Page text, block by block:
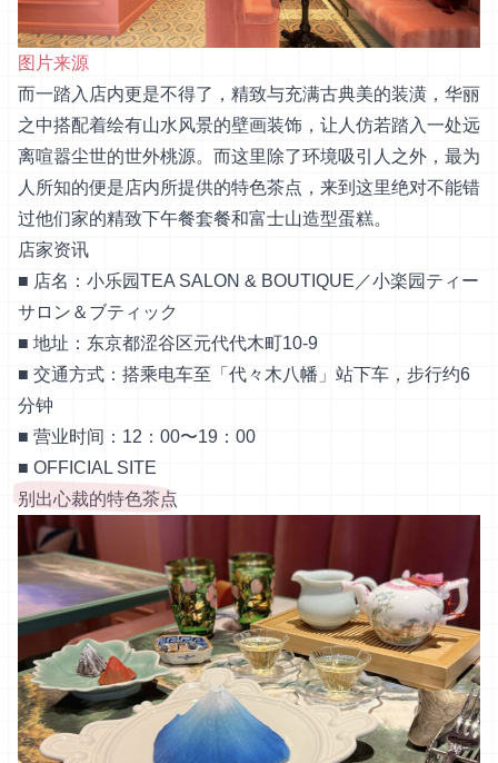
图片来源
而一踏入店内更是不得了，精致与充满古典美的装潢，华丽
之中搭配着绘有山水风景的壁画装饰，让人仿若踏入一处远
离喧嚣尘世的世外桃源。而这里除了环境吸引人之外，最为
人所知的便是店内所提供的特色茶点，来到这里绝对不能错
过他们家的精致下午餐套餐和富士山造型蛋糕。
店家资讯
■ 店名：小乐园TEA SALON & BOUTIQUE／小楽园ティー
サロン＆ブティック
■ 地址：东京都涩谷区元代代木町10-9
■ 交通方式：搭乘电车至「代々木八幡」站下车，步行约6
分钟
■ 营业时间：12：00〜19：00
■ OFFICIAL SITE
别出心裁的特色茶点